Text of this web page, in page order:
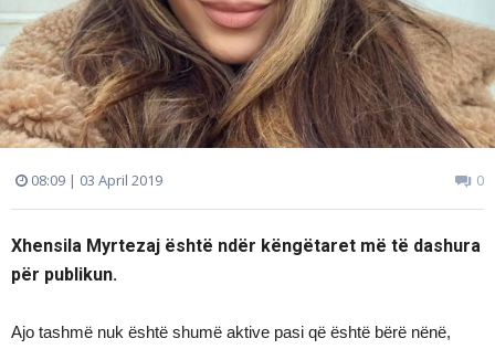
08:09 | 03 April 2019 0
Xhensila Myrtezaj është ndër këngëtaret më të dashura
për publikun.
Ajo tashmë nuk është shumë aktive pasi që është bërë nënë,